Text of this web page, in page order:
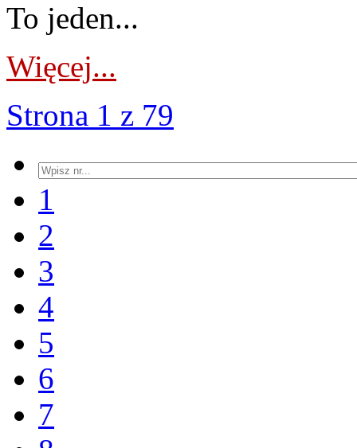
To jeden...
Więcej...
Strona 1 z 79
1
2
3
4
5
6
7